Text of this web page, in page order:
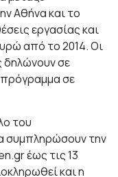
Αθήνα και το
εργασίας και
από το 2014. Οι
δηλώνουν σε
σε
του
συμπληρώσουν την
έως τις 13
και η